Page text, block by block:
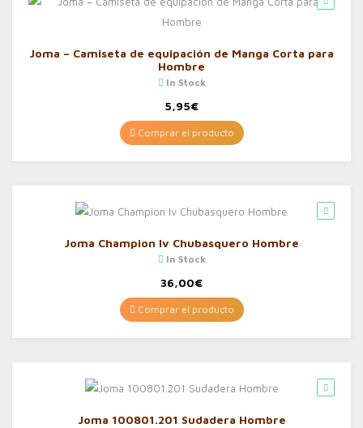
Joma – Camiseta de equipación de Manga Corta para
Hombre
In Stock
5,95€
Comprar el producto
Joma Champion Iv Chubasquero Hombre
In Stock
36,00€
Comprar el producto
Joma 100801.201 Sudadera Hombre